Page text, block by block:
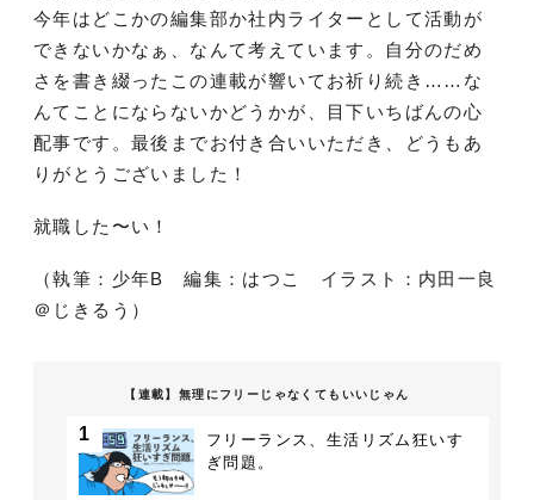
今年はどこかの編集部か社内ライターとして活動が
できないかなぁ、なんて考えています。自分のだめ
さを書き綴ったこの連載が響いてお祈り続き……な
んてことにならないかどうかが、目下いちばんの心
配事です。最後までお付き合いいただき、どうもあ
りがとうございました！
就職した〜い！
（執筆：少年B 編集：はつこ イラスト：内田一良
＠じきるう）
【連載】無理にフリーじゃなくてもいいじゃん
1
フリーランス、生活リズム狂いす
ぎ問題。